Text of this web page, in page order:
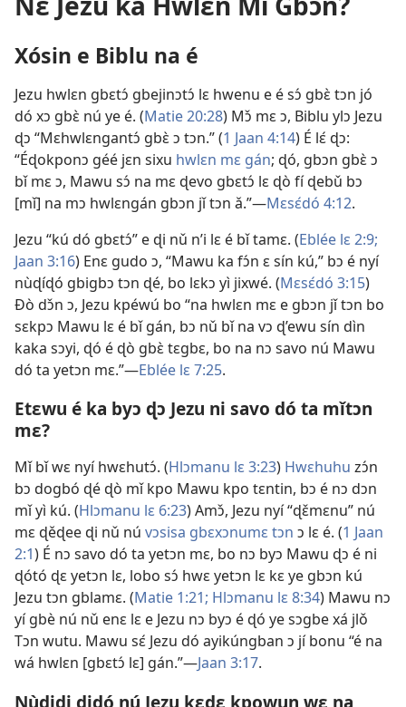
Xósin e Biblu na é
Jezu hwlɛn gbɛtɔ́ gbejinɔtɔ́ lɛ hwenu e é sɔ́ gbɛ̀ tɔn jó
dó xɔ gbɛ̀ nú ye é. (Matie 20:28) Mɔ̌ mɛ ɔ, Biblu ylɔ Jezu
ɖɔ “Mɛhwlɛngantɔ́ gbɛ̀ ɔ tɔn.” (1 Jaan 4:14) É lɛ́ ɖɔ:
“Éɖokponɔ géé jɛn sixu hwlɛn mɛ gán; ɖó, gbɔn gbɛ̀ ɔ
bǐ mɛ ɔ, Mawu sɔ́ na mɛ ɖevo gbɛtɔ́ lɛ ɖò fí ɖebǔ bɔ
[mǐ] na mɔ hwlɛngán gbɔn jǐ tɔn ǎ.”—Mɛsɛ́dó 4:12.
Jezu “kú dó gbɛtɔ́” e ɖi nǔ n’i lɛ é bǐ tamɛ. (Eblée lɛ 2:9;
Jaan 3:16) Enɛ gudo ɔ, “Mawu ka fɔ́n ɛ sín kú,” bɔ é nyí
nùɖíɖó gbigbɔ tɔn ɖé, bo lɛkɔ yì jixwé. (Mɛsɛ́dó 3:15)
Ðò dɔ̌n ɔ, Jezu kpéwú bo “na hwlɛn mɛ e gbɔn jǐ tɔn bo
sɛkpɔ Mawu lɛ é bǐ gán, bɔ nǔ bǐ na vɔ ɖ’ewu sín dìn
kaka sɔyi, ɖó é ɖò gbɛ̀ tɛgbɛ, bo na nɔ savo nú Mawu
dó ta yetɔn mɛ.”—Eblée lɛ 7:25.
Etɛwu é ka byɔ ɖɔ Jezu ni savo dó ta mǐtɔn
mɛ?
Mǐ bǐ wɛ nyí hwɛhutɔ́. (Hlɔmanu lɛ 3:23) Hwɛhuhu zɔ́n
bɔ dogbó ɖé ɖò mǐ kpo Mawu kpo tɛntin, bɔ é nɔ dɔn
mǐ yì kú. (Hlɔmanu lɛ 6:23) Amɔ̌, Jezu nyí “ɖɛ̌mɛnu” nú
mɛ ɖěɖee ɖi nǔ nú vɔsisa gbɛxɔnumɛ tɔn ɔ lɛ é. (1 Jaan
2:1) É nɔ savo dó ta yetɔn mɛ, bo nɔ byɔ Mawu ɖɔ é ni
ɖótó ɖɛ yetɔn lɛ, lobo sɔ́ hwɛ yetɔn lɛ kɛ ye gbɔn kú
Jezu tɔn gblamɛ. (Matie 1:21; Hlɔmanu lɛ 8:34) Mawu nɔ
yí gbè nú nǔ enɛ lɛ e Jezu nɔ byɔ é ɖó ye sɔgbe xá jlǒ
Tɔn wutu. Mawu sɛ́ Jezu dó ayikúngban ɔ jí bonu “é na
wá hwlɛn [gbɛtɔ́ lɛ] gán.”—Jaan 3:17.
Nùɖiɖi ɖiɖó nú Jezu kɛɖɛ kpowun wɛ na